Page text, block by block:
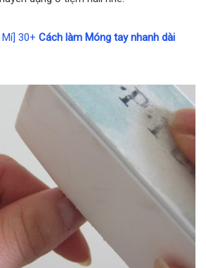
Mí] 30+ Cách làm Móng tay nhanh dài